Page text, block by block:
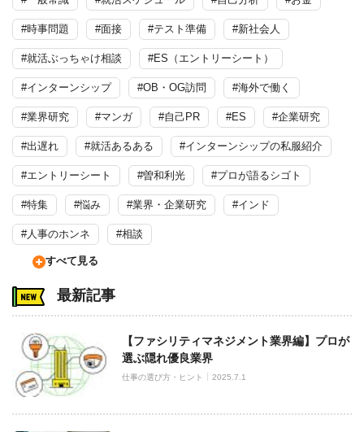
#時事問題 #面接 #テスト準備 #新社会人
#就活ぶっちゃけ相談 #ES（エントリーシート）
#インターンシップ #OB・OG訪問 #海外で働く
#業界研究 #マンガ #自己PR #ES #企業研究
#出遅れ #就活あるある #インターンシップの私服紹介
#エントリーシート #曽和利光 #プロが語るシゴト
#特集 #悩み #業界・企業研究 #インド
#人事のホンネ #相談
すべて見る
最新記事
【ファシリティマネジメント業界編】プロが
選ぶ隠れ優良業界
仕事の選び方・ヒント 2025.7.1